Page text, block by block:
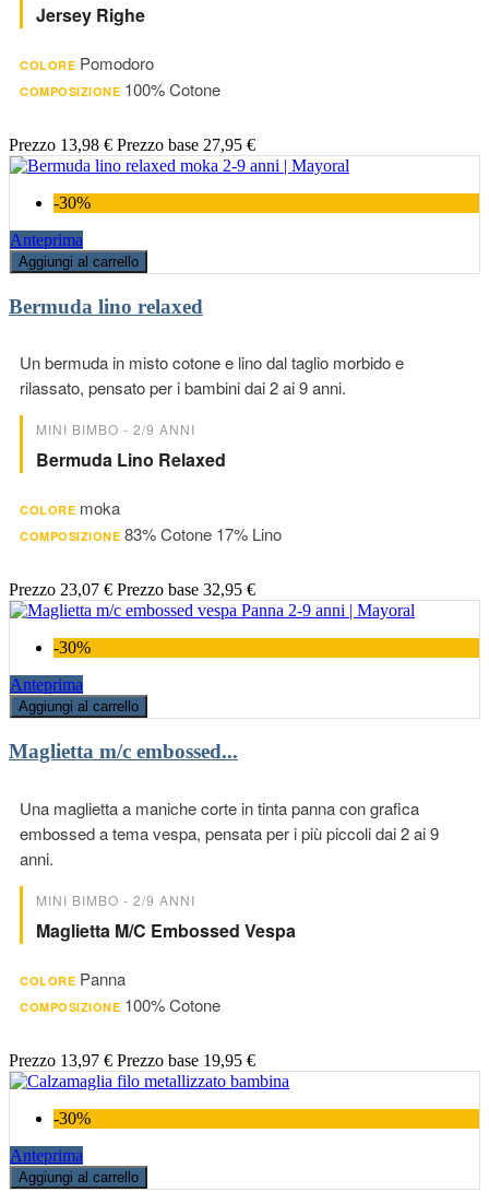
Jersey Righe
COLORE Pomodoro
COMPOSIZIONE 100% Cotone
Prezzo 13,98 € Prezzo base 27,95 €
-30%
Anteprima
Aggiungi al carrello
Bermuda lino relaxed
Un bermuda in misto cotone e lino dal taglio morbido e
rilassato, pensato per i bambini dai 2 ai 9 anni.
MINI BIMBO - 2/9 ANNI
Bermuda Lino Relaxed
COLORE moka
COMPOSIZIONE 83% Cotone 17% Lino
Prezzo 23,07 € Prezzo base 32,95 €
-30%
Anteprima
Aggiungi al carrello
Maglietta m/c embossed...
Una maglietta a maniche corte in tinta panna con grafica
embossed a tema vespa, pensata per i più piccoli dai 2 ai 9
anni.
MINI BIMBO - 2/9 ANNI
Maglietta M/c Embossed Vespa
COLORE Panna
COMPOSIZIONE 100% Cotone
Prezzo 13,97 € Prezzo base 19,95 €
-30%
Anteprima
Aggiungi al carrello